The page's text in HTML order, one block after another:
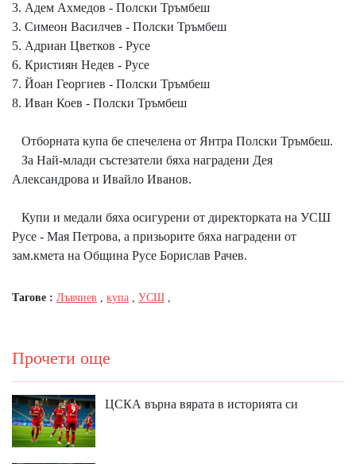
3. Адем Ахмедов - Полски Тръмбеш
3. Симеон Василчев - Полски Тръмбеш
5. Адриан Цветков - Русе
6. Кристиян Недев - Русе
7. Йоан Георгиев - Полски Тръмбеш
8. Иван Коев - Полски Тръмбеш
Отборната купа бе спечелена от Янтра Полски Тръмбеш.
За Най-млади състезатели бяха наградени Дея
Александрова и Ивайло Иванов.
Купи и медали бяха осигурени от директорката на УСШ
Русе - Мая Петрова, а призьорите бяха наградени от
зам.кмета на Община Русе Борислав Рачев.
Тагове : Лъвчиев , купа , УСШ ,
Прочети още
ЦСКА върна вярата в историята си